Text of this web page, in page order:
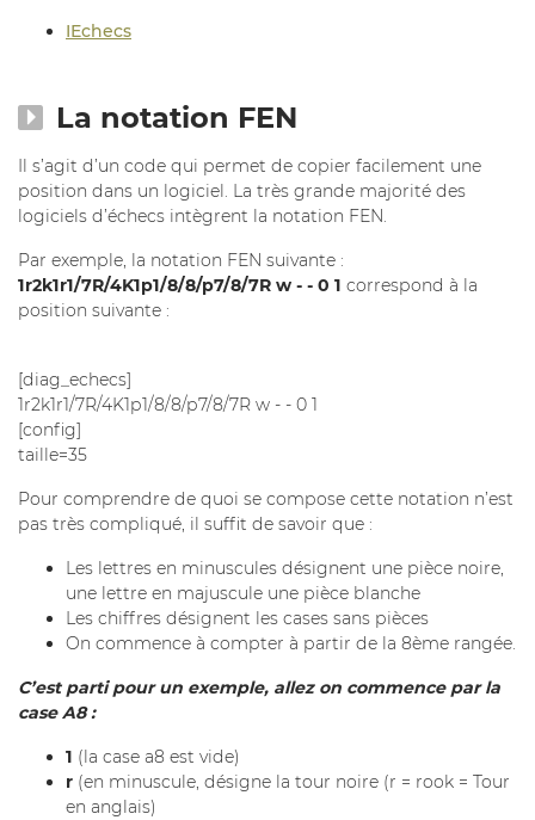
IEchecs
La notation FEN
Il s’agit d’un code qui permet de copier facilement une
position dans un logiciel. La très grande majorité des
logiciels d’échecs intègrent la notation FEN.
Par exemple, la notation FEN suivante :
‎1r2k1r1/7R/4K1p1/8/8/p7/8/7R w - - 0 1 correspond à la
position suivante :
[diag_echecs]
1r2k1r1/7R/4K1p1/8/8/p7/8/7R w - - 0 1
[config]
taille=35
Pour comprendre de quoi se compose cette notation n’est
pas très compliqué, il suffit de savoir que :
Les lettres en minuscules désignent une pièce noire,
une lettre en majuscule une pièce blanche
Les chiffres désignent les cases sans pièces
On commence à compter à partir de la 8ème rangée.
C’est parti pour un exemple, allez on commence par la
case A8 :
1 (la case a8 est vide)
r (en minuscule, désigne la tour noire (r = rook = Tour
en anglais)